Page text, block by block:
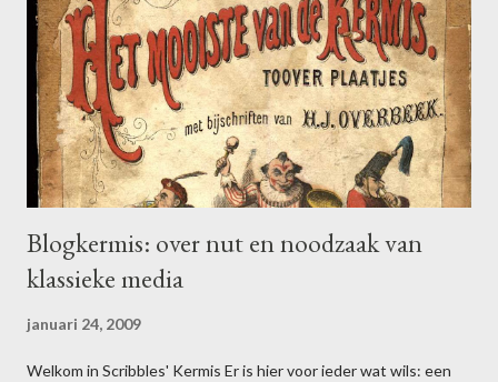
e
p
o
n
Blogkermis: over nut en noodzaak van
klassieke media
januari 24, 2009
Welkom in Scribbles' Kermis Er is hier voor ieder wat wils: een